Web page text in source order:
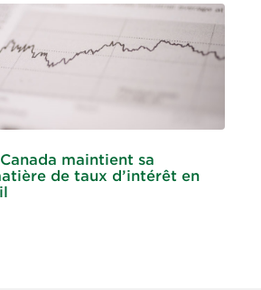
maintient sa
de taux d’intérêt en